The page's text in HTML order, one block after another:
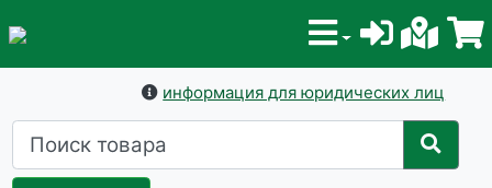
информация для юридических лиц